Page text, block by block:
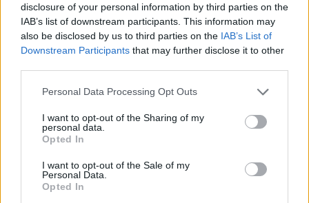
disclosure of your personal information by third parties on the
IAB’s list of downstream participants. This information may
also be disclosed by us to third parties on the IAB’s List of
Downstream Participants that may further disclose it to other
Personal Data Processing Opt Outs
I want to opt-out of the Sharing of my
personal data.
Opted In
I want to opt-out of the Sale of my
Personal Data.
Opted In
In evidenza